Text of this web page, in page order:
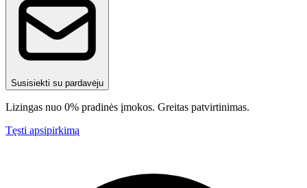
Susisiekti su pardavėju
Lizingas nuo 0% pradinės įmokos. Greitas patvirtinimas.
Tęsti apsipirkimą